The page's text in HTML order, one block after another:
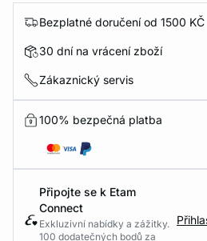
Bezplatné doručení od 1500 KČ
30 dní na vrácení zboží
Zákaznický servis
100% bezpečná platba
Připojte se k Etam
Connect
Exkluzivní nabídky a zážitky.
100 dodatečných bodů za